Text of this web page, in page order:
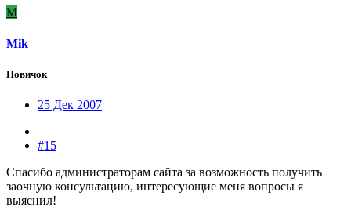
M
Mik
Новичок
25 Дек 2007
#15
Спасибо администраторам сайта за возможность получить
заочную консультацию, интересующие меня вопросы я
выяснил!